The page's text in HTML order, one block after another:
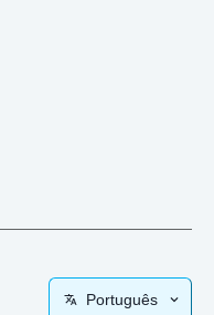
Português